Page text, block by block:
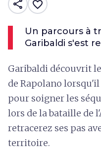
share favorite_border
Un parcours à
Garibaldi s'est
Garibaldi découvrit
de Rapolano lorsqu'il
pour soigner les
lors de la bataille de
retracerez ses pas
territoire.